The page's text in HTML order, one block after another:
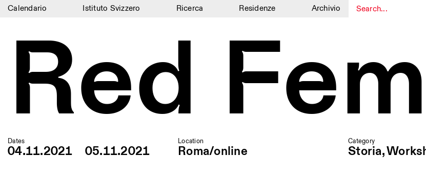
Calendario Istituto Svizzero Ricerca Residenze Archivio
Calendario
Istituto Svizzero
Ricerca
Residenze
Archivio
Blog
Red
Dates
04.11.2021 05.11.2021
Location
Roma/online
Category
Storia,